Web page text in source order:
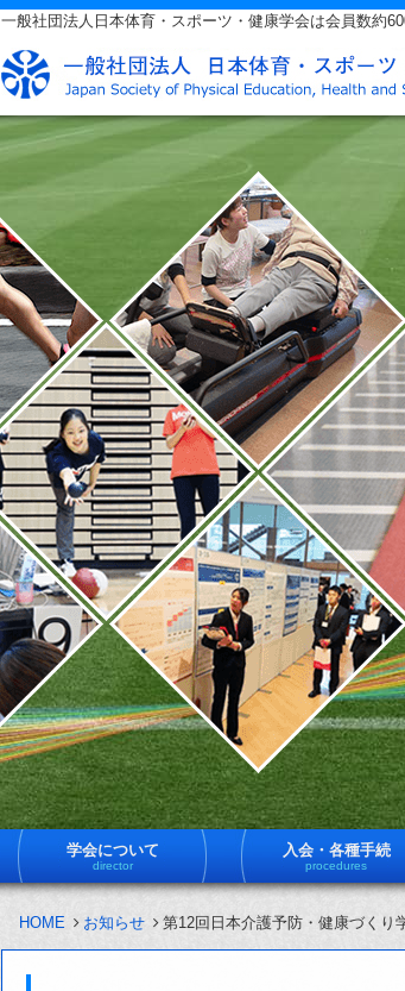
一般社団法人日本体育・スポーツ・健康学会は会員数約
学会について
director
入会・各種手続
procedures
HOME お知らせ 第12回日本介護予防・健康づくり